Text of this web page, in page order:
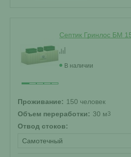
Септик Гринлос БМ
В наличии
Проживание: 150 человек
Объем переработки: 30 м3
Отвод стоков:
Самотечный